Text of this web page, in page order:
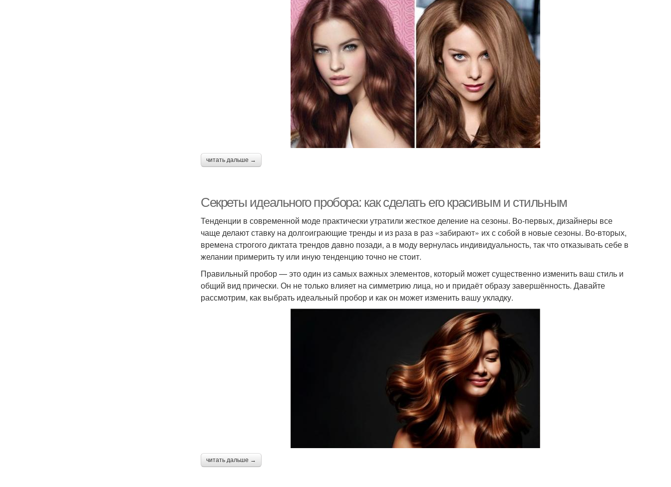
читать дальше →
Секреты идеального пробора: как сделать его красивым и стильным
Тенденции в современной моде практически утратили жесткое деление на сезоны. Во-первых, дизайнеры все
чаще делают ставку на долгоиграющие тренды и из раза в раз «забирают» их с собой в новые сезоны. Во-вторых,
времена строгого диктата трендов давно позади, а в моду вернулась индивидуальность, так что отказывать себе в
желании примерить ту или иную тенденцию точно не стоит.
Правильный пробор — это один из самых важных элементов, который может существенно изменить ваш стиль и
общий вид прически. Он не только влияет на симметрию лица, но и придаёт образу завершённость. Давайте
рассмотрим, как выбрать идеальный пробор и как он может изменить вашу укладку.
читать дальше →